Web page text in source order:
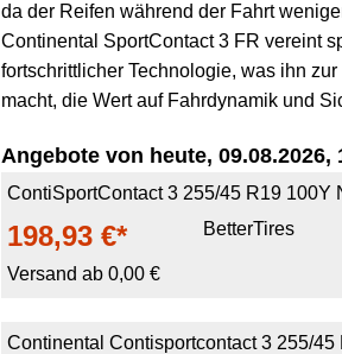
da der Reifen während der Fahrt
Continental SportContact 3 FR vereint
fortschrittlicher Technologie, was ihn
macht, die Wert auf Fahrdynamik und
Angebote von heute, 09.08.2026,
ContiSportContact 3 255/45 R19 100Y
198,93 €*
Versand ab 0,00 €
BetterTires
Continental Contisportcontact 3 255/